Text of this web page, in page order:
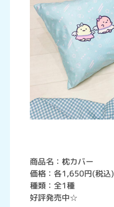
商品名：枕カバー
価格：各1,650円(税込)
種類：全1種
好評発売中☆